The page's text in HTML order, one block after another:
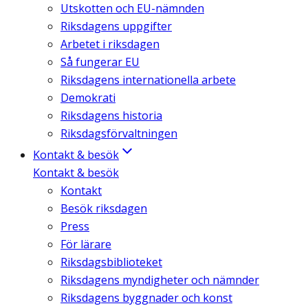
Utskotten och EU-nämnden
Riksdagens uppgifter
Arbetet i riksdagen
Så fungerar EU
Riksdagens internationella arbete
Demokrati
Riksdagens historia
Riksdagsförvaltningen
Kontakt & besök
Kontakt & besök
Kontakt
Besök riksdagen
Press
För lärare
Riksdagsbiblioteket
Riksdagens myndigheter och nämnder
Riksdagens byggnader och konst